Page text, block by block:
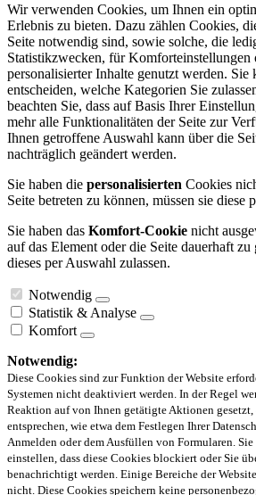
Wir verwenden Cookies, um Ihnen ein
Erlebnis zu bieten. Dazu zählen Cookies,
Seite notwendig sind, sowie solche, die
Statistikzwecken, für Komforteinstellungen
personalisierter Inhalte genutzt werden. Sie
entscheiden, welche Kategorien Sie
beachten Sie, dass auf Basis Ihrer
mehr alle Funktionalitäten der Seite zur
Ihnen getroffene Auswahl kann über die
nachträglich geändert werden.
Sie haben die personalisierten Cookies
Seite betreten zu können, müssen sie diese
Sie haben das Komfort-Cookie nicht
auf das Element oder die Seite dauerhaft zu
dieses per Auswahl zulassen.
Notwendig
Statistik & Analyse
Komfort
Notwendig:
Diese Cookies sind zur Funktion der Website
Systemen nicht deaktiviert werden. In der Regel
Reaktion auf von Ihnen getätigte Aktionen
entsprechen, wie etwa dem Festlegen Ihrer
Anmelden oder dem Ausfüllen von Formularen.
einstellen, dass diese Cookies blockiert oder Sie
benachrichtigt werden. Einige Bereiche der
nicht. Diese Cookies speichern keine